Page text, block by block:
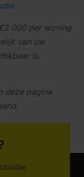
per woning
van uw
is.
deze pagina